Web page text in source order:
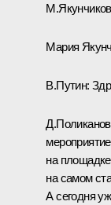
Мария
В.Путин:
на
на самом
А сегодня